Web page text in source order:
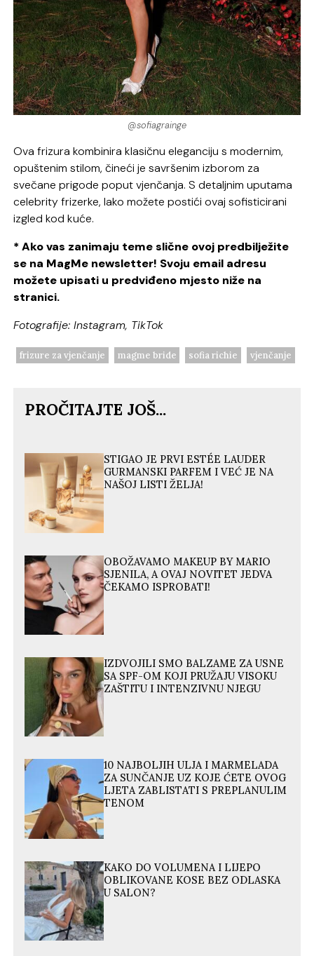
@sofiagrainge
Ova frizura kombinira klasičnu eleganciju s modernim,
opuštenim stilom, čineći je savršenim izborom za
svečane prigode poput vjenčanja. S detaljnim uputama
celebrity frizerke, lako možete postići ovaj sofisticirani
izgled kod kuće.
* Ako vas zanimaju teme slične ovoj predbilježite
se na MagMe newsletter! Svoju email adresu
možete upisati u predviđeno mjesto niže na
stranici.
Fotografije: Instagram, TikTok
frizure za vjenčanje magme bride sofia richie vjenčanje
PROČITAJTE JOŠ...
STIGAO JE PRVI ESTÉE LAUDER
GURMANSKI PARFEM I VEĆ JE NA
NAŠOJ LISTI ŽELJA!
OBOŽAVAMO MAKEUP BY MARIO
SJENILA, A OVAJ NOVITET JEDVA
ČEKAMO ISPROBATI!
IZDVOJILI SMO BALZAME ZA USNE
SA SPF-OM KOJI PRUŽAJU VISOKU
ZAŠTITU I INTENZIVNU NJEGU
10 NAJBOLJIH ULJA I MARMELADA
ZA SUNČANJE UZ KOJE ĆETE OVOG
LJETA ZABLISTATI S PREPLANULIM
TENOM
KAKO DO VOLUMENA I LIJEPO
OBLIKOVANE KOSE BEZ ODLASKA
U SALON?